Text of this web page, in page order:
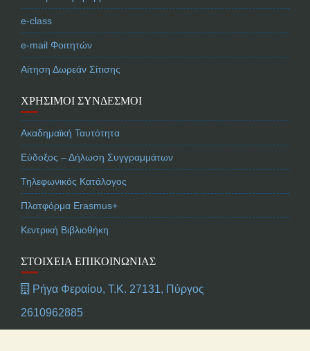
e-class
e-mail Φοιτητών
Αίτηση Δωρεάν Σίτισης
ΧΡΉΣΙΜΟΙ ΣΎΝΔΕΣΜΟΙ
Ακαδημαϊκή Ταυτότητα
Εύδοξος – Δήλωση Συγγραμμάτων
Τηλεφωνικός Κατάλογος
Πλατφόρμα Erasmus+
Κεντρική Βιβλιοθήκη
ΣΤΟΙΧΕΊΑ ΕΠΙΚΟΙΝΩΝΊΑΣ
Ρήγα Φεραίου, Τ.Κ. 27131, Πύργος
2610962885